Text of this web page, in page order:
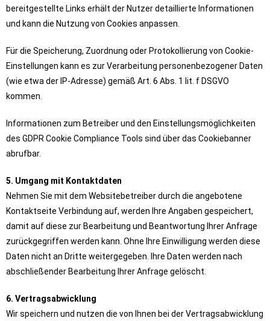
bereitgestellte Links erhält der Nutzer detaillierte Informationen
und kann die Nutzung von Cookies anpassen.
Für die Speicherung, Zuordnung oder Protokollierung von Cookie-
Einstellungen kann es zur Verarbeitung personenbezogener Daten
(wie etwa der IP-Adresse) gemäß Art. 6 Abs. 1 lit. f DSGVO
kommen.
Informationen zum Betreiber und den Einstellungsmöglichkeiten
des GDPR Cookie Compliance Tools sind über das Cookiebanner
abrufbar.
5. Umgang mit Kontaktdaten
Nehmen Sie mit dem Websitebetreiber durch die angebotene
Kontaktseite Verbindung auf, werden Ihre Angaben gespeichert,
damit auf diese zur Bearbeitung und Beantwortung Ihrer Anfrage
zurückgegriffen werden kann. Ohne Ihre Einwilligung werden diese
Daten nicht an Dritte weitergegeben. Ihre Daten werden nach
abschließender Bearbeitung Ihrer Anfrage gelöscht.
6. Vertragsabwicklung
Wir speichern und nutzen die von Ihnen bei der Vertragsabwicklung